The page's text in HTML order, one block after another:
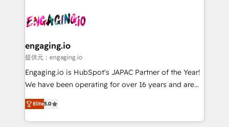
advanced optimization & adoption 📍 São Paulo, BR
• Des Moines, IA • New York, NY
operacional de receita conectando equipes
Também somos distribuidores oficiais da HubSpot
e de mais de 150 softwares globais permitindo
contratar e pagar a HubSpot em reais com nota
fiscal no Brasil e gerar economia de até 50% na
Oferecemos ainda agentes de IA especializados em
HubSpot que automatizam tarefas executam rotinas
engaging.io
提供元：engaging.io
Engaging.io is HubSpot's JAPAC Partner of the Year!
We have been operating for over 16 years and are
one of HubSpot's most experienced and technically
capable Agency Partners globally. We specialise in
complex CRM migrations, implementations,
Elite5.0